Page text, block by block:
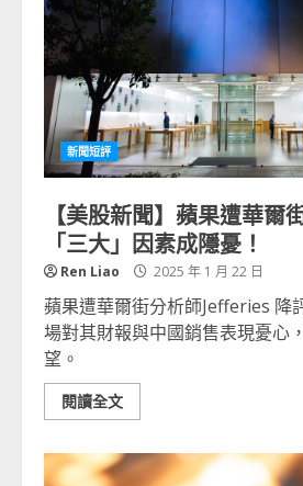
新聞短評
【美股新聞】蘋果遭華爾
「三大」因素成隱憂！
Ren Liao 2025 年 1 月 22 日
蘋果遭華爾街分析師Jefferies 降
場對其財報與中國銷售表現憂心
望。
閱讀全文